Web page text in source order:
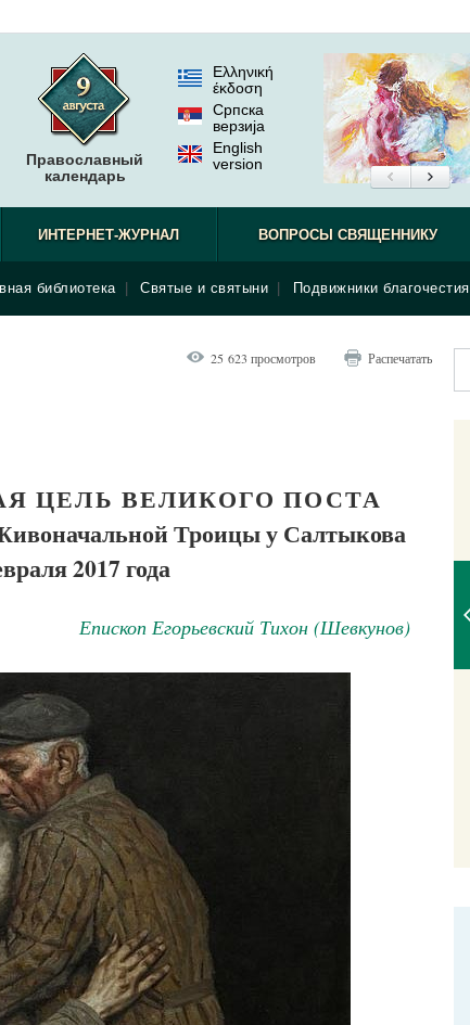
Православный
календарь
Ελληνική
έκδοση
Српска
верзиjа
English
version
библиотека Святые и святыни Подвижники благочестия
ИНТЕРНЕТ-ЖУРНАЛ ВОПРОСЫ СВЯЩЕННИКУ
25 623 просмотров Распечатать
ЦЕЛЬ ВЕЛИКОГО ПОСТА
Троицы у Салтыкова
2017 года
Епископ Егорьевский Тихон (Шевкунов)
в жизни